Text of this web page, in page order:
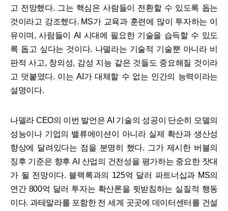
고 전망했다. 그는 핵심은 사람들이 전환할 수 있도록 돕는
것이라고 강조했다. MS가 교육과 훈련에 많이 투자하는 이
유이며, 사람들이 AI 시대에 필요한 기술을 습득할 수 있도
록 돕고 싶다는 것이다. 나델라는 기술적 기술뿐 아니라 비
판적 사고, 창의성, 감성 지능 같은 것들도 중요해질 것이라
고 덧붙였다. 이는 AI가 대체할 수 없는 인간의 능력이라는
설명이다.
나델라 CEO의 이번 발언은 AI 기술의 성공이 단순히 모델의
성능이나 기업의 밸류에이션이 아니라 실제 확산과 생산성
향상에 달려있다는 점을 분명히 했다. 그가 제시한 버블의
징후 기준은 향후 AI 산업의 건전성을 평가하는 중요한 잣대
가 될 전망이다. 블랙록과의 125억 달러 파트너십과 MS의
연간 800억 달러 투자는 확산론을 뒷받침하는 실질적 행동
이다. 과테말라를 포함한 전 세계 곳곳에 데이터센터를 건설